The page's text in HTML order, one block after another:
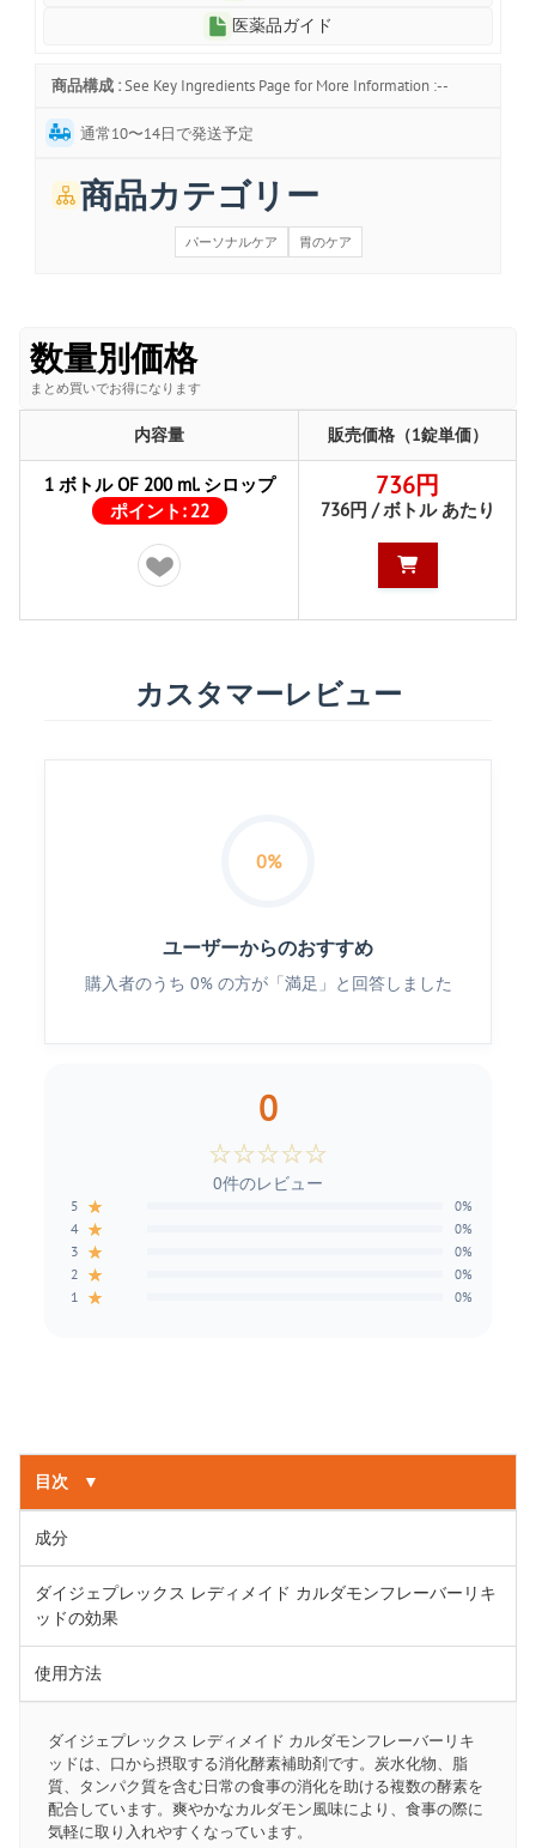
医薬品ガイド
商品構成 : See Key Ingredients Page for More Information :--
通常10〜14日で発送予定
商品カテゴリー
パーソナルケア 胃のケア
数量別価格
まとめ買いでお得になります
内容量 販売価格（1錠単価）
1 ボトル OF 200 ml. シロップ
ポイント: 22
736円
736円 / ボトル あたり
カスタマーレビュー
0%
ユーザーからのおすすめ
購入者のうち 0% の方が「満足」と回答しました
0
☆☆☆☆☆
0件のレビュー
5 ★ 0%
4 ★ 0%
3 ★ 0%
2 ★ 0%
1 ★ 0%
目次 ▼
成分
ダイジェプレックス レディメイド カルダモンフレーバーリキ
ッドの効果
使用方法
ダイジェプレックス レディメイド カルダモンフレーバーリキ
ッドは、口から摂取する消化酵素補助剤です。炭水化物、脂
質、タンパク質を含む日常の食事の消化を助ける複数の酵素を
配合しています。爽やかなカルダモン風味により、食事の際に
気軽に取り入れやすくなっています。